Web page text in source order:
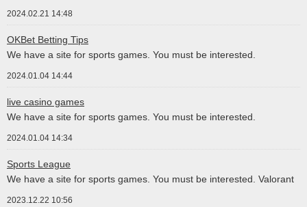
2024.02.21 14:48
OKBet Betting Tips
We have a site for sports games. You must be interested.
2024.01.04 14:44
live casino games
We have a site for sports games. You must be interested.
2024.01.04 14:34
Sports League
We have a site for sports games. You must be interested. Valorant
2023.12.22 10:56